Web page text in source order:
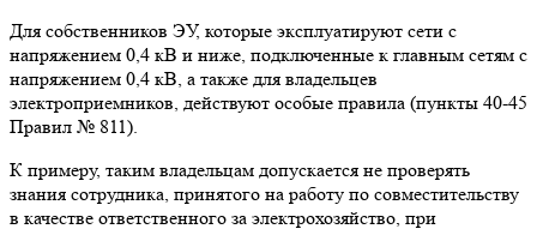
Для собственников ЭУ, которые эксплуатируют сети с
напряжением 0,4 кВ и ниже, подключенные к главным сетям с
напряжением 0,4 кВ, а также для владельцев
электроприемников, действуют особые правила (пункты 40-45
Правил № 811).
К примеру, таким владельцам допускается не проверять
знания сотрудника, принятого на работу по совместительству
в качестве ответственного за электрохозяйство, при